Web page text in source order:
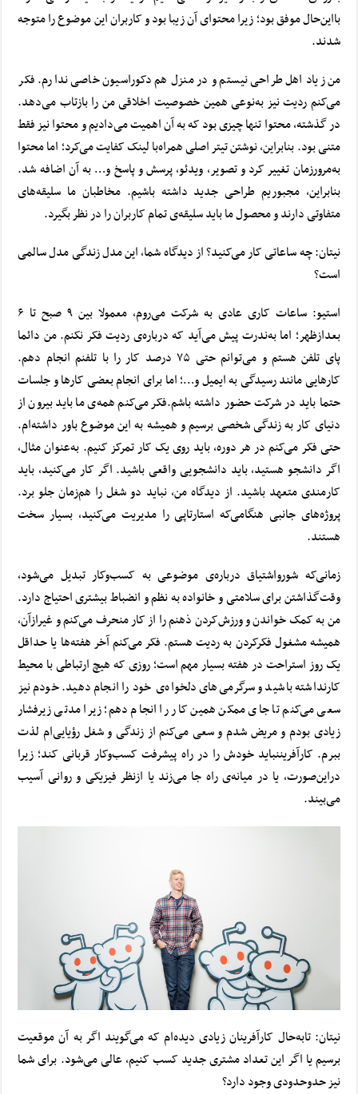
بااین‌حال موفق بود؛ زیرا محتوای آن زیبا بود و کاربران این موضوع را متوجه
شدند.
من زیاد اهل طراحی نیستم و در منزل هم دکوراسیون خاصی ندارم. فکر
می‌کنم ردیت نیز به‌نوعی همین خصوصیت اخلاقی من را بازتاب می‌دهد.
در گذشته، محتوا تنها چیزی بود که به آن اهمیت می‌دادیم و محتوا نیز فقط
متنی بود. بنابراین، نوشتن تیتر اصلی همراه‌با لینک کفایت می‌کرد؛ اما محتوا
به‌مرورزمان تغییر کرد و تصویر، ویدئو، پرسش و پاسخ و… به آن اضافه شد.
بنابراین، مجبوریم طراحی جدید داشته باشیم. مخاطبان ما سلیقه‌های
متفاوتی دارند و محصول ما باید سلیقه‌ی تمام کاربران را در نظر بگیرد.
نیتان: چه ساعاتی کار می‌کنید؟ از دیدگاه شما، این مدل زندگی مدل سالمی
است؟
استیو: ساعات کاری عادی به شرکت می‌روم، معمولا بین ۹ صبح تا ۶
بعدازظهر؛ اما به‌ندرت پیش می‌آید که درباره‌ی ردیت فکر نکنم. من دائما
پای تلفن هستم و می‌توانم حتی ۷۵ درصد کار را با تلفنم انجام دهم.
کارهایی مانند رسیدگی به ایمیل و…؛ اما برای انجام بعضی کارها و جلسات
حتما باید در شرکت حضور داشته باشم.فکر می‌کنم همه‌ی ما باید بیرون از
دنیای کار به زندگی شخصی برسیم و همیشه به این موضوع باور داشته‌ام.
حتی فکر می‌کنم در هر دوره، باید روی یک کار تمرکز کنیم. به‌عنوان مثال،
اگر دانشجو هستید، باید دانشجویی واقعی باشید. اگر کار می‌کنید، باید
کارمندی متعهد باشید. از دیدگاه من، نباید دو شغل را هم‌زمان جلو برد.
پروژه‌های جانبی هنگامی‌که استارتاپی رامدیریتمی‌کنید، بسیار سخت
هستند.
زمانی‌که شورواشتیاق درباره‌ی موضوعی به کسب‌وکار تبدیل می‌شود،
وقت‌گذاشتن برای سلامتی و خانواده به نظم و انضباط بیشتری احتیاج دارد.
من به کمک خواندن و ورزش‌کردن ذهنم را از کار منحرف می‌کنم و غیرازآن،
همیشه مشغول فکرکردن به ردیت هستم. فکر می‌کنم آخر هفته‌ها یا حداقل
یک روز استراحت در هفته بسیار مهم است؛ روزی که هیچ ارتباطی بامحیط
کارنداشته باشید و سرگرمی‌های دلخواه‌ی خود را انجام دهید. خودم نیز
سعی می‌کنم تا جای ممکن همین کار را انجام دهم؛ زیرا مدتی زیرفشار
زیادی بودم و مریض شدم و سعی می‌کنم از زندگی و شغل رؤیایی‌ام لذت
ببرم. کارآفریننباید خودش را در راه پیشرفت کسب‌وکار قربانی کند؛ زیرا
در‌این‌صورت، یا در میانه‌ی راه جا می‌زند یا ازنظر فیزیکی و روانی آسیب
می‌بیند.
نیتان: تا‌به‌حال کارآفرینان زیادی دیده‌ام که می‌گویند اگر به آن موقعیت
برسیم یا اگر این تعداد مشتری جدید کسب کنیم، عالی می‌شود. برای شما
نیز حدوحدودی وجود دارد؟